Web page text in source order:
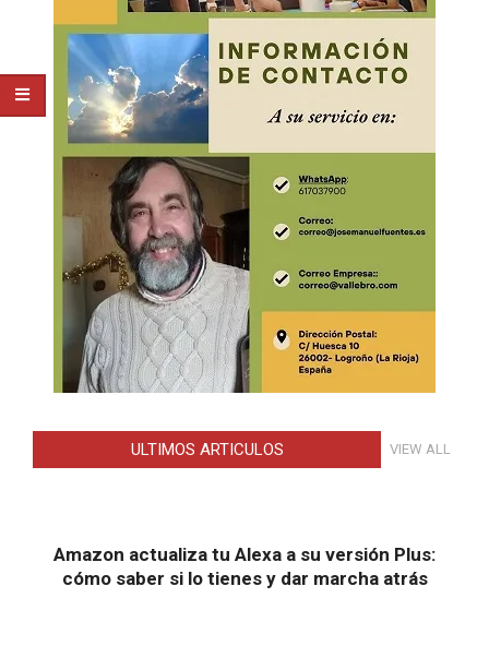
ULTIMOS ARTICULOS VIEW ALL
Amazon actualiza tu Alexa a su versión Plus:
cómo saber si lo tienes y dar marcha atrás